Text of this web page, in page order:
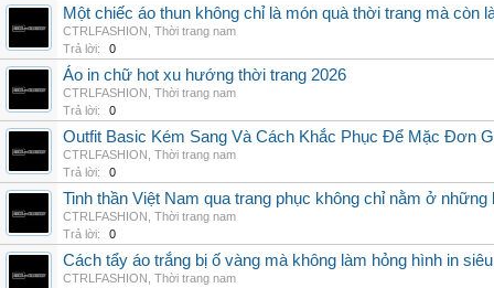
Một chiếc áo thun không chỉ là món quà thời trang mà
CTRLFASHION Thời trang nam
Trả lời:
0
Áo in chữ hot xu hướng thời trang 2026
CTRLFASHION Thời trang nam
Trả lời:
0
Outfit Basic Kém Sang Và Cách Khắc Phục Để Mặc Đơn
CTRLFASHION Thời trang nam
Trả lời:
0
Tinh thần Việt Nam qua trang phục không chỉ nằm ở
CTRLFASHION Thời trang nam
Trả lời:
0
Cách tẩy áo trắng bị ố vàng mà không làm hỏng hình in
CTRLFASHION Thời trang nam